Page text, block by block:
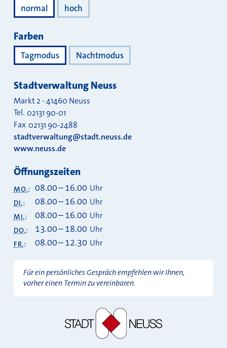
normal hoch
Farben
Tagmodus Nachtmodus
Stadtverwaltung Neuss
Markt 2-41460 Neuss
Tel. 02131 90-01
Fax 02131 90-2488
stadtverwaltung@stadt.neuss.de
www.neuss.de
Öffnungszeiten
MO.: 08.00–16.00 Uhr
DI.: 08.00–16.00 Uhr
MI.: 08.00–16.00 Uhr
DO.: 13.00–18.00 Uhr
FR.: 08.00–12.30 Uhr
Für ein persönliches Gespräch empfehlen wir Ihnen,
vorher einen Termin zu vereinbaren.